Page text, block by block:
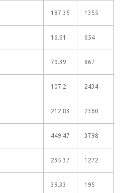
187.35 1355
16.61 654
79.39 867
107.2 2434
212.83 2360
449.47 3798
235.37 1272
39.33 195